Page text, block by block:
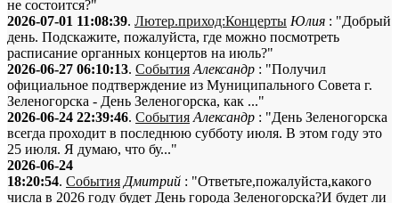
не состоится?"
2026-07-01 11:08:39. Лютер.приход:Концерты Юлия : "Добрый
день. Подскажите, пожалуйста, где можно посмотреть
расписание органных концертов на июль?"
2026-06-27 06:10:13. События Александр : "Получил
официальное подтверждение из Муниципального Совета г.
Зеленогорска - День Зеленогорска, как ..."
2026-06-24 22:39:46. События Александр : "День Зеленогорска
всегда проходит в последнюю субботу июля. В этом году это
25 июля. Я думаю, что бу..."
2026-06-24
18:20:54. События Дмитрий : "Ответьте,пожалуйста,какого
числа в 2026 году будет День города Зеленогорска?И будет ли